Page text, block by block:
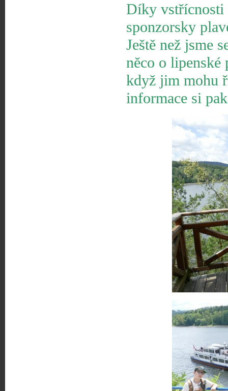
Díky vstřícnosti
sponzorsky
Ještě než jsme
něco o lipenské
když jim mohu
informace si